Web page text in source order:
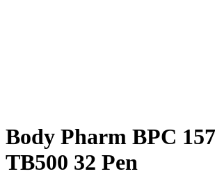
Body Pharm BPC
TB500 32 Pen